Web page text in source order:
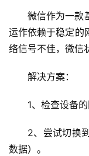
微信作为一款
运作依赖于稳定的
络信号不佳，微信
解决方案：
1、检查设备
2、尝试切换
数据）。